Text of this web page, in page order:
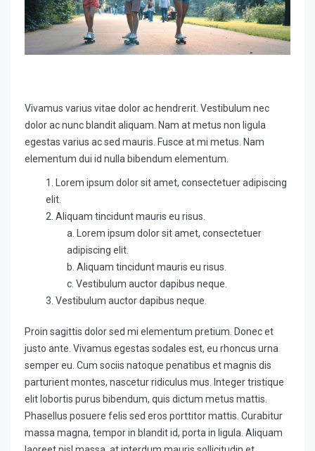
Vivamus varius vitae dolor ac hendrerit. Vestibulum nec
dolor ac nunc blandit aliquam. Nam at metus non ligula
egestas varius ac sed mauris. Fusce at mi metus. Nam
elementum dui id nulla bibendum elementum.
Lorem ipsum dolor sit amet, consectetuer adipiscing
elit.
Aliquam tincidunt mauris eu risus.
Lorem ipsum dolor sit amet, consectetuer
adipiscing elit.
Aliquam tincidunt mauris eu risus.
Vestibulum auctor dapibus neque.
Vestibulum auctor dapibus neque.
Proin sagittis dolor sed mi elementum pretium. Donec et
justo ante. Vivamus egestas sodales est, eu rhoncus urna
semper eu. Cum sociis natoque penatibus et magnis dis
parturient montes, nascetur ridiculus mus. Integer tristique
elit lobortis purus bibendum, quis dictum metus mattis.
Phasellus posuere felis sed eros porttitor mattis. Curabitur
massa magna, tempor in blandit id, porta in ligula. Aliquam